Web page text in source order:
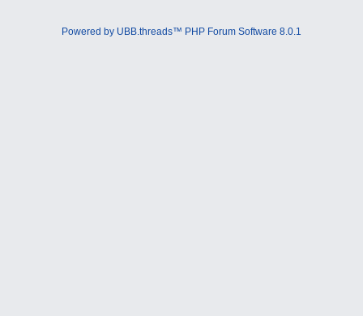
Powered by UBB.threads™ PHP Forum Software 8.0.1